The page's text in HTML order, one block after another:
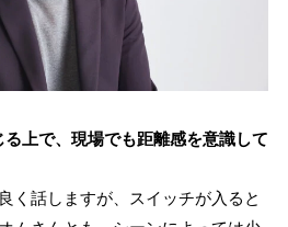
上で、現場でも距離感を意識して
話しますが、スイッチが入ると